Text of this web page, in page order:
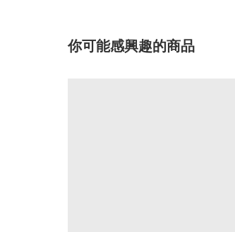
你可能感興趣的商品